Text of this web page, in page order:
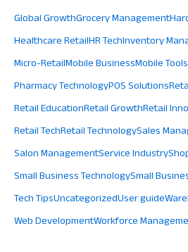
Global GrowthGrocery Management
Healthcare RetailHR TechInventory
Micro-RetailMobile BusinessMobile Tools
Pharmacy TechnologyPOS Solutions
Retail EducationRetail GrowthRetail
Retail TechRetail TechnologySales
Salon ManagementService Industry
Small Business TechnologySmall
Tech TipsUncategorizedUser guide
Web DevelopmentWorkforce